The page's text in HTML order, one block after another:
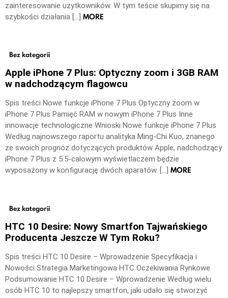
zainteresowanie użytkowników. W tym teście skupimy się na
szybkości działania […] MORE
Bez kategorii
Apple iPhone 7 Plus: Optyczny zoom i 3GB RAM
w nadchodzącym flagowcu
Spis treści Nowe funkcje iPhone 7 Plus Optyczny zoom w
iPhone 7 Plus Pamięć RAM w nowym iPhone 7 Plus Inne
innowacje technologiczne Wnioski Nowe funkcje iPhone 7 Plus
Według najnowszego raportu analityka Ming-Chi Kuo, znanego
ze swoich prognoz dotyczących produktów Apple, nadchodzący
iPhone 7 Plus z 5.5-calowym wyświetlaczem będzie
wyposażony w konfigurację dwóch aparatów. […] MORE
Bez kategorii
HTC 10 Desire: Nowy Smartfon Tajwańskiego
Producenta Jeszcze W Tym Roku?
Spis treści HTC 10 Desire – Wprowadzenie Specyfikacja i
Nowości Strategia Marketingowa HTC Oczekiwania Rynkowe
Podsumowanie HTC 10 Desire – Wprowadzenie Według wielu
osób HTC 10 to najlepszy smartfon, jaki udało się stworzyć